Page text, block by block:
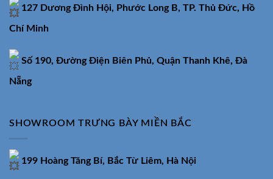
127 Dương Đình Hội, Phước Long B, TP. Thủ Đức, Hồ
Chí Minh
Số 190, Đường Điện Biên Phủ, Quận Thanh Khê, Đà
Nẵng
SHOWROOM TRƯNG BÀY MIỀN BẮC
199 Hoàng Tăng Bí, Bắc Từ Liêm, Hà Nội